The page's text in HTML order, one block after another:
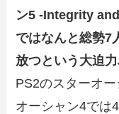
ン5 -Integrity
ではなんと総勢7
放つという大迫
PS2のスターオ
オーシャン4では